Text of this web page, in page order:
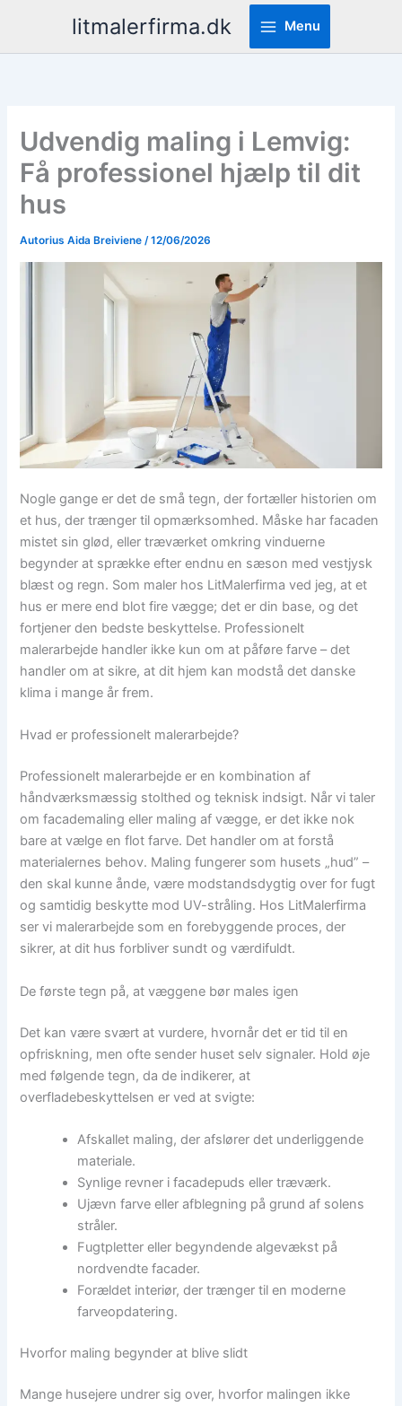
turinio
litmalerfirma.dk Menu
Udvendig maling i Lemvig:
Få professionel hjælp til dit
hus
Autorius Aida Breiviene/12/06/2026
Nogle gange er det de små tegn, der fortæller historien om
et hus, der trænger til opmærksomhed. Måske har facaden
mistet sin glød, eller træværket omkring vinduerne
begynder at sprække efter endnu en sæson med vestjysk
blæst og regn. Som maler hos LitMalerfirma ved jeg, at et
hus er mere end blot fire vægge; det er din base, og det
fortjener den bedste beskyttelse. Professionelt
malerarbejde handler ikke kun om at påføre farve – det
handler om at sikre, at dit hjem kan modstå det danske
klima i mange år frem.
Hvad er professionelt malerarbejde?
Professionelt malerarbejde er en kombination af
håndværksmæssig stolthed og teknisk indsigt. Når vi taler
om facademaling eller maling af vægge, er det ikke nok
bare at vælge en flot farve. Det handler om at forstå
materialernes behov. Maling fungerer som husets „hud” –
den skal kunne ånde, være modstandsdygtig over for fugt
og samtidig beskytte mod UV-stråling. Hos LitMalerfirma
ser vi malerarbejde som en forebyggende proces, der
sikrer, at dit hus forbliver sundt og værdifuldt.
De første tegn på, at væggene bør males igen
Det kan være svært at vurdere, hvornår det er tid til en
opfriskning, men ofte sender huset selv signaler. Hold øje
med følgende tegn, da de indikerer, at
overfladebeskyttelsen er ved at svigte:
Afskallet maling, der afslører det underliggende
materiale.
Synlige revner i facadepuds eller træværk.
Ujævn farve eller afblegning på grund af solens
stråler.
Fugtpletter eller begyndende algevækst på
nordvendte facader.
Forældet interiør, der trænger til en moderne
farveopdatering.
Hvorfor maling begynder at blive slidt
Mange husejere undrer sig over, hvorfor malingen ikke